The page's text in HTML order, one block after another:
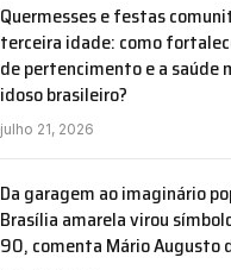
Quermesses e festas
terceira idade: como
de pertencimento e a saúde
idoso brasileiro?
julho 21, 2026
Da garagem ao imaginário
Brasília amarela virou
90, comenta Mário Augusto